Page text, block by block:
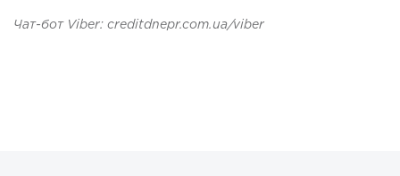
Чaт-ботViber: creditdnepr.com.ua/viber